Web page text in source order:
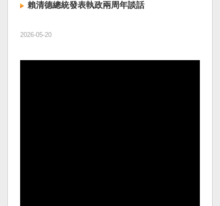
賴清德總統發表執政兩周年談話
2026-05-20